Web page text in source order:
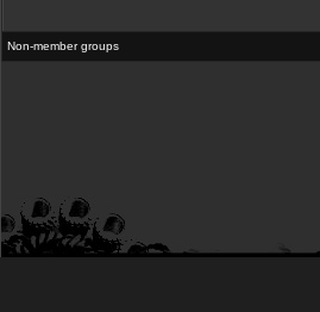
Non-member groups